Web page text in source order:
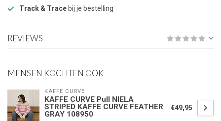
Track & Trace bij je bestelling
REVIEWS
MENSEN KOCHTEN OOK
KAFFE CURVE
KAFFE CURVE Pull NIELA
STRIPED KAFFE CURVE FEATHER
GRAY 108950
€49,95